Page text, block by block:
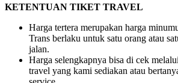
KETENTUAN TIKET TRAVEL
Harga tertera merupakan harga
Trans berlaku untuk satu orang atau
jalan.
Harga selengkapnya bisa di cek
travel yang kami sediakan atau